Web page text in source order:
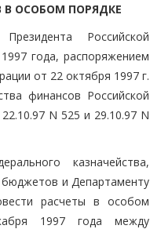
В ОСОБОМ ПОРЯДКЕ
Российской
года, распоряжением
от 22 октября 1997 г.
финансов Российской
N 525 и 29.10.97 N
казначейства,
и Департаменту
расчеты в особом
1997 года между